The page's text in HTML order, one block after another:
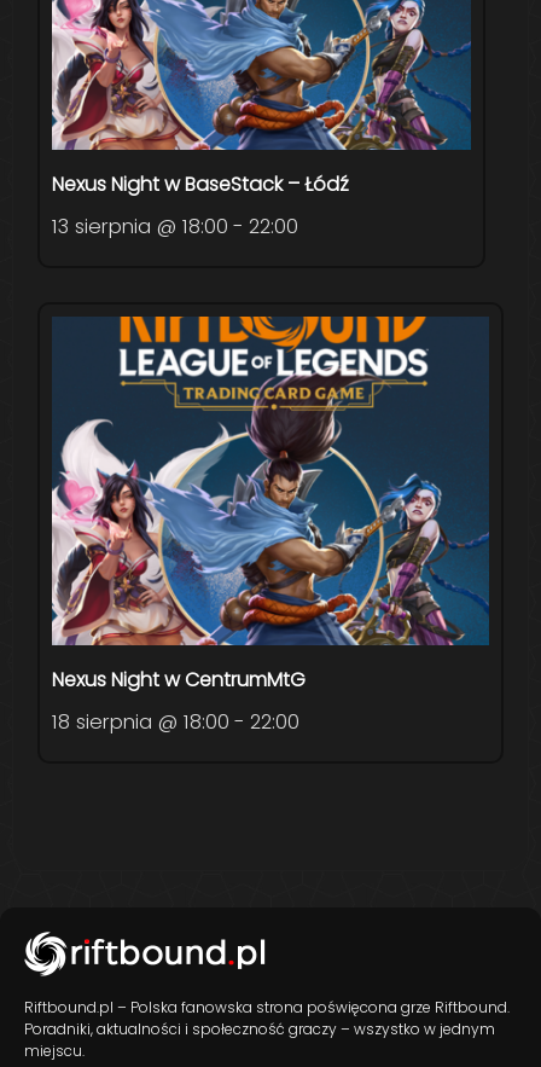
Nexus Night w BaseStack – Łódź
13 sierpnia @ 18:00 - 22:00
Nexus Night w CentrumMtG
18 sierpnia @ 18:00 - 22:00
Riftbound.pl – Polska fanowska strona poświęcona grze Riftbound.
Poradniki, aktualności i społeczność graczy – wszystko w jednym
miejscu.